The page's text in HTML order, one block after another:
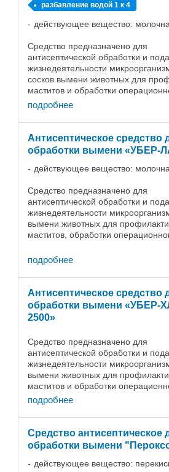
разбавление водой 1 к 4
действующее вещество:
Средство предназначено для
антисептической обработки и
жизнедеятельности
сосков вымени животных для
маститов и обработки
Перед использованием
средство с водой в ...
подробнее
Антисептическое средство
обработки вымени «УБЕР-
действующее вещество:
Средство предназначено для
антисептической обработки и
жизнедеятельности
вымени животных для
маститов, обработки
раны и др.) у всех видов ...
подробнее
Антисептическое средство
обработки вымени «УБЕР-
2500»
Средство предназначено для
антисептической обработки и
жизнедеятельности
вымени животных для
маститов и обработки
Санитарную обработку кожи
перед доением проводят путем ...
подробнее
Средство антисептическое
обработки вымени
действующее вещество: